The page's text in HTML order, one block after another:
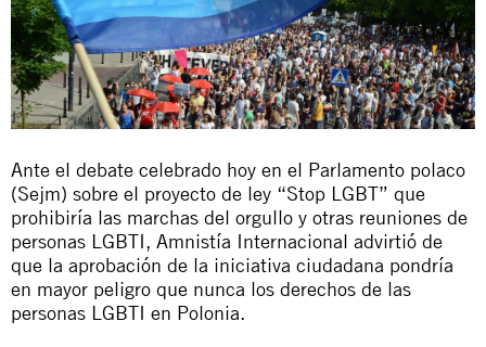
Ante el debate celebrado hoy en el Parlamento polaco
(Sejm) sobre el proyecto de ley “Stop LGBT” que
prohibiría las marchas del orgullo y otras reuniones de
personas LGBTI, Amnistía Internacional advirtió de
que la aprobación de la iniciativa ciudadana pondría
en mayor peligro que nunca los derechos de las
personas LGBTI en Polonia.